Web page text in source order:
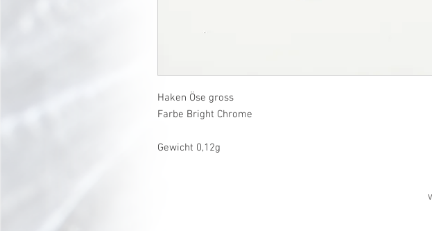
Haken Öse gross
Farbe Bright Chrome
Gewicht 0,12g